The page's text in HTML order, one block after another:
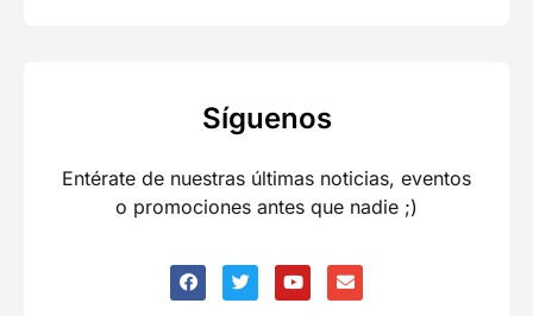
Síguenos
Entérate de nuestras últimas noticias, eventos
o promociones antes que nadie ;)